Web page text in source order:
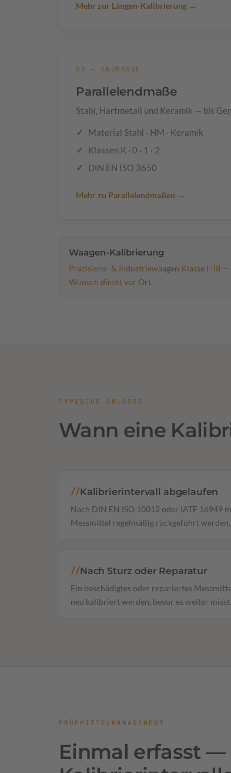
Mehr zur Längen-Kalibrierung →
03 — ENDMASSE
Parallelendmaße
Stahl, Hartmetall und Keramik — bis
Material Stahl · HM · Keramik
Klassen K · 0 · 1 · 2
DIN EN ISO 3650
Mehr zu Parallelendmaßen →
Waagen-Kalibrierung
Präzisions- & Industriewaagen Klasse I–III —
Wunsch direkt vor Ort.
TYPISCHE ANLÄSSE
Wann eine
//Kalibrierintervall abgelaufen
Nach DIN EN ISO 10012 oder IATF 16949
Messmittel regelmäßig rückgeführt werden.
//Nach Sturz oder Reparatur
Ein beschädigtes oder repariertes
neu kalibriert werden, bevor es weiter misst.
PRÜFMITTELMANAGEMENT
Einmal erfasst —